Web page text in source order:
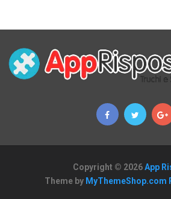
Copyright © 2026App
Theme by MyThemeShop.com